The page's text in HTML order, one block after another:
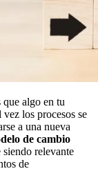
que algo en tu
los procesos se
a una nueva
de cambio
siendo relevante
de